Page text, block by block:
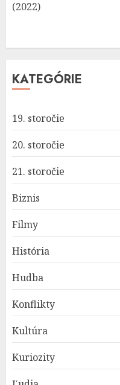
(2022)
KATEGÓRIE
19. storočie
20. storočie
21. storočie
Biznis
Filmy
História
Hudba
Konflikty
Kultúra
Kuriozity